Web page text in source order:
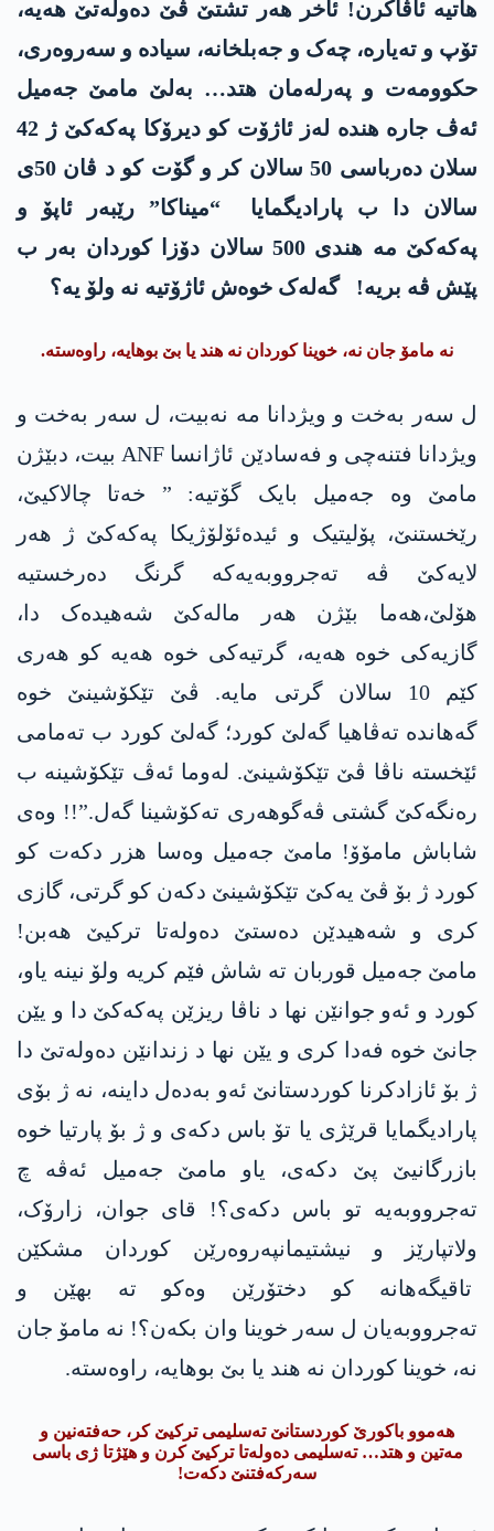
هاتیە ئاڤاکرن! ئاخر هەر تشتێ ڤێ دەولەتێ هەیە،
تۆپ و تەیارە، چەک و جەبلخانە، سیادە و سەروەری،
حکوومەت و پەرلەمان هتد… بەلێ مامێ جەمیل
ئەڤ جارە هندە لەز ئاژۆت کو دیرۆکا پەکەکێ ژ 42
سلان دەرباسی 50 سالان کر و گۆت کو د ڤان 50ی
سالان دا ب پارادیگمایا “میناکا” رێبەر ئاپۆ و
پەکەکێ مە هندی 500 سالان دۆزا کوردان بەر ب
پێش ڤە بریە! گەلەک خوەش ئاژۆتیە نە ولۆ یە؟
نە مامۆ جان نە، خوینا کوردان نە هند یا بێ بوهایە، راوەستە.
ل سەر بەخت و ویژدانا مە نەبیت، ل سەر بەخت و
ویژدانا فتنەچی و فەسادێن ئاژانسا ANF بیت، دبێژن
مامێ وە جەمیل بایک گۆتیە: ” خەتا چالاکیێ،
رێخستنێ، پۆلیتیک و ئیدەئۆلۆژیکا پەکەکێ ژ ھەر
لایەکێ ڤە تەجرووبەیەکە گرنگ دەرخستیە
هۆلێ،ھەما بێژن ھەر مالەکێ شەھیدەک دا،
گازیەکی خوە ھەیە، گرتیەکی خوە ھەیە کو ھەری
کێم 10 سالان گرتی مایە. ڤێ تێکۆشینێ خوە
گەھاندە تەڤاھیا گەلێ کورد؛ گەلێ کورد ب تەمامی
ئێخستە ناڤا ڤێ تێکۆشینێ. لەوما ئەڤ تێکۆشینە ب
رەنگەکێ گشتی ڤەگوھەری تەکۆشینا گەل.”!! وەی
شاباش مامۆۆ! مامێ جەمیل وەسا هزر دکەت کو
کورد ژ بۆ ڤێ یەکێ تێکۆشینێ دکەن کو گرتی، گازی
کری و شەهیدێن دەستێ دەولەتا ترکیێ هەبن!
مامێ جەمیل قوربان تە شاش فێم کریە ولۆ نینە یاو،
کورد و ئەو جوانێن نها د ناڤا ریزێن پەکەکێ دا و یێن
جانێ خوە فەدا کری و یێن نها د زندانێن دەولەتێ دا
ژ بۆ ئازادکرنا کوردستانێ ئەو بەدەل داینە، نە ژ بۆی
پارادیگمایا قرێژی یا تۆ باس دکەی و ژ بۆ پارتیا خوە
بازرگانیێ پێ دکەی، یاو مامێ جەمیل ئەڤە چ
تەجرووبەیە تو باس دکەی؟! قای جوان، زارۆک،
ولاتپارێز و نیشتیمانپەروەرێن کوردان مشکێن
تاقیگەهانە کو دختۆرێن وەکو تە بهێن و
تەجرووبەیان ل سەر خوینا وان بکەن؟! نە مامۆ جان
نە، خوینا کوردان نە هند یا بێ بوهایە، راوەستە.
هەموو باکورێ کوردستانێ تەسلیمی ترکیێ کر، حەفتەنین و
مەتین و هتد… تەسلیمی دەولەتا ترکیێ کرن و هێژتا ژی باسی
سەرکەفتنێ دکەت!